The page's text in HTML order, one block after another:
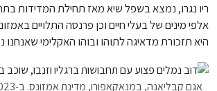
אלפי מינים של בעלי חיים וכן פרנסה התלויים
היא תזכורת מדאיגה לתוהו ובוהו האקלימי שאנחנו